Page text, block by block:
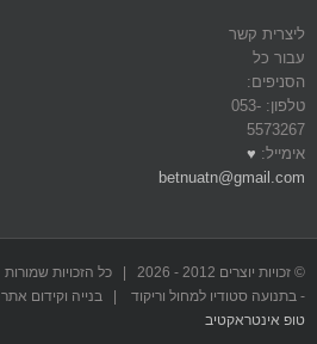
ליצרית קשר
עבור כל
הסניפים:
טלפון: 053-
5573267
אימייל:♥
betnuatn@gmail.com
© זכויות יוצרים 2012 -
2026 | כל הזכויות שמורות
- בתנועה סטודיו למחול וריקוד | בנייה וקידום אתר
טופ אינטראקטיב